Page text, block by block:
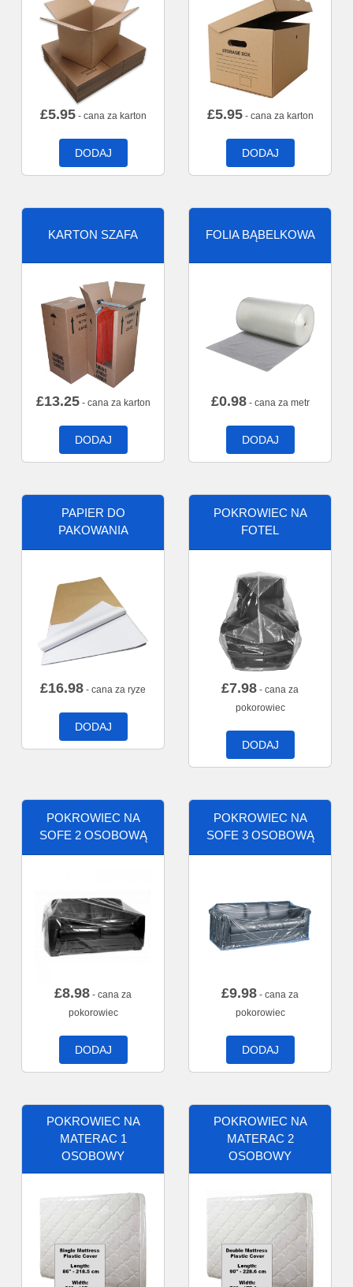
£5.95- cana za karton
DODAJ
£5.95- cana za karton
DODAJ
KARTON SZAFA
£13.25- cana za karton
DODAJ
FOLIA BĄBELKOWA
£0.98- cana za metr
DODAJ
PAPIER DO
PAKOWANIA
£16.98 - cana za ryze
DODAJ
POKROWIEC NA
FOTEL
£7.98 - cana za
pokorowiec
DODAJ
POKROWIEC NA
SOFE 2 OSOBOWĄ
£8.98 - cana za
pokorowiec
DODAJ
POKROWIEC NA
SOFE 3 OSOBOWĄ
£9.98 - cana za
pokorowiec
DODAJ
POKROWIEC NA
MATERAC 1
OSOBOWY
POKROWIEC NA
MATERAC 2
OSOBOWY